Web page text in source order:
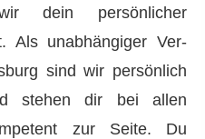
dein persönlicher
Als unabhängiger Ver­
sind wir persönlich
stehen dir bei allen
zur Seite. Du